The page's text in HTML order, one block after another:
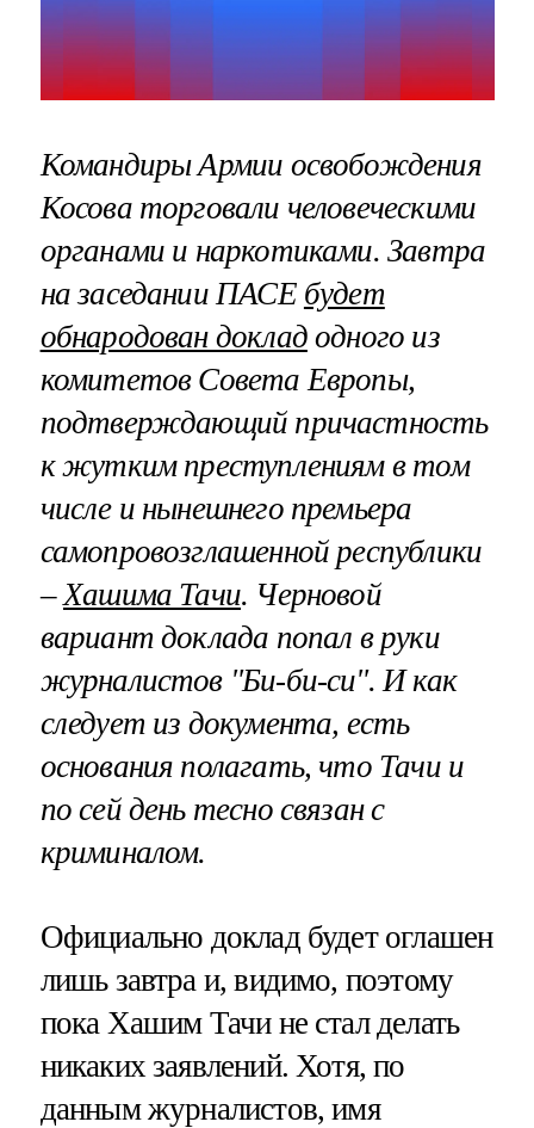
Командиры Армии освобождения
Косова торговали человеческими
органами и наркотиками. Завтра
на заседании ПАСЕ будет
обнародован докладодного из
комитетов Совета Европы,
подтверждающий причастность
к жутким преступлениям в том
числе и нынешнего премьера
самопровозглашенной республики
– Хашима Тачи. Черновой
вариант доклада попал в руки
журналистов "Би-би-си". И как
следует из документа, есть
основания полагать, что Тачи и
по сей день тесно связан с
криминалом.
Официально доклад будет оглашен
лишь завтра и, видимо, поэтому
пока Хашим Тачи не стал делать
никаких заявлений. Хотя, по
данным журналистов, имя